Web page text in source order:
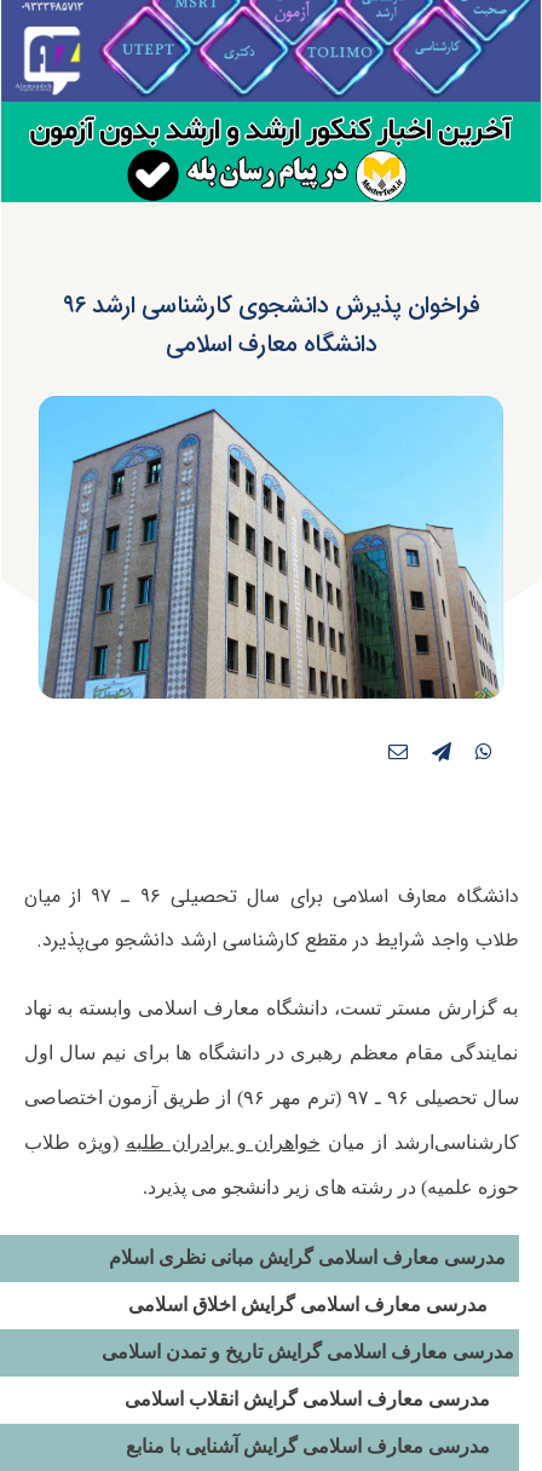
فراخوان پذیرش دانشجوی کارشناسی ارشد ۹۶
دانشگاه معارف اسلامی
دانشگاه معارف اسلامی برای سال تحصیلی ۹۶ ـ ۹۷ از میان
طلاب واجد شرایط در مقطع کارشناسی ارشد دانشجو می‌پذیرد.
به گزارش مستر تست، دانشگاه معارف اسلامی وابسته به نهاد
نمایندگی مقام معظم رهبری در دانشگاه ها برای نیم ‌سال اول
سال تحصیلی ۹۶ ـ ۹۷ (ترم مهر ۹۶) از طریق آزمون اختصاصی
کارشناسی‌ارشد از میان خواهران و برادران طلبه (ویژه طلاب
حوزه علمیه) در رشته های زیر دانشجو می پذیرد.
مدرسی معارف اسلامی گرایش مبانی نظری اسلام
مدرسی معارف اسلامی گرایش اخلاق اسلامی
مدرسی معارف اسلامی گرایش تاریخ و تمدن اسلامی
مدرسی معارف اسلامی گرایش انقلاب اسلامی
مدرسی معارف اسلامی گرایش آشنایی با منابع